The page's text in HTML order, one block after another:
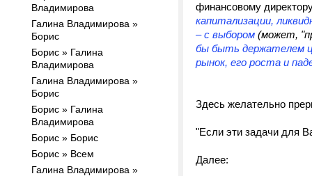
Владимирова
Галина Владимирова »
Борис
Борис » Галина
Владимирова
Галина Владимирова »
Борис
Борис » Галина
Владимирова
Борис » Борис
Борис » Всем
Галина Владимирова »
финансовому
капитализации,
– с выбором (может,
бы быть держателем
рынок, его роста и
Здесь желательно
"Если эти задачи для
Далее: